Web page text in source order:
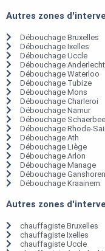
Autres zones
Débouchage Bruxelles
Débouchage Ixelles
Débouchage Uccle
Débouchage Anderlecht
Débouchage Waterloo
Débouchage Tubize
Débouchage Mons
Débouchage Charleroi
Débouchage Namur
Débouchage
Débouchage Rhode-
Débouchage Ath
Débouchage Liège
Débouchage Arlon
Débouchage Manage
Débouchage Ganshoren
Débouchage Kraainem
Autres zones
chauffagiste Bruxelles
chauffagiste Ixelles
chauffagiste Uccle